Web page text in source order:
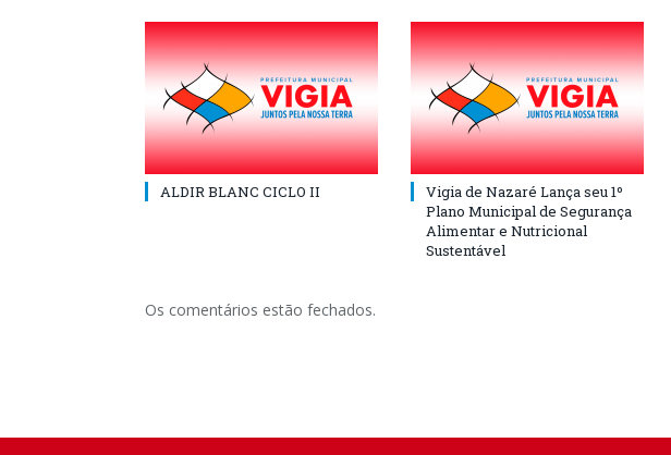
ALDIR BLANC CICLO II
Vigia de Nazaré Lança seu 1º
Plano Municipal de Segurança
Alimentar e Nutricional
Sustentável
Os comentários estão fechados.